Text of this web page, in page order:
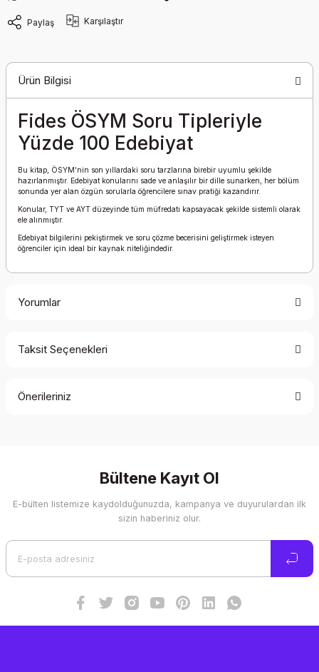
Paylaş Karşılaştır
Ürün Bilgisi
Fides ÖSYM Soru Tipleriyle
Yüzde 100 Edebiyat
Bu kitap, ÖSYM'nin son yıllardaki soru tarzlarına birebir uyumlu şekilde
hazırlanmıştır. Edebiyat konularını sade ve anlaşılır bir dille sunarken, her bölüm
sonunda yer alan özgün sorularla öğrencilere sınav pratiği kazandırır.
Konular, TYT ve AYT düzeyinde tüm müfredatı kapsayacak şekilde sistemli olarak
ele alınmıştır.
Edebiyat bilgilerini pekiştirmek ve soru çözme becerisini geliştirmek isteyen
öğrenciler için ideal bir kaynak niteliğindedir.
Yorumlar
Taksit Seçenekleri
Önerileriniz
Görüş ve önerileriniz için teşekkür ederiz.
Ürün resmi kalitesiz, bozuk veya görüntülenemiyor.
Bültene Kayıt Ol
E-bülten listemize kaydolduğunuzda, kampanya ve duyurulardan ilk
sizin haberiniz olur.